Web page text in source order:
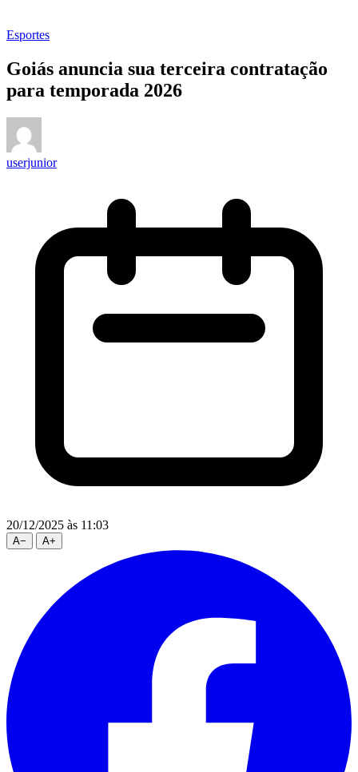
Esportes
Goiás anuncia sua terceira contratação
para temporada 2026
userjunior
20/12/2025 às 11:03
A− A+